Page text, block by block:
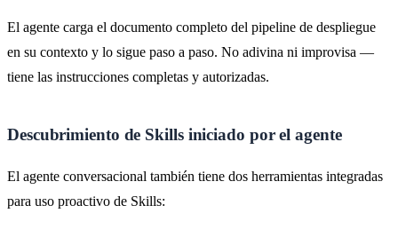
El agente carga el documento completo del pipeline de despliegue
en su contexto y lo sigue paso a paso. No adivina ni improvisa —
tiene las instrucciones completas y autorizadas.
Descubrimiento de Skills iniciado por el agente
El agente conversacional también tiene dos herramientas integradas
para uso proactivo de Skills: